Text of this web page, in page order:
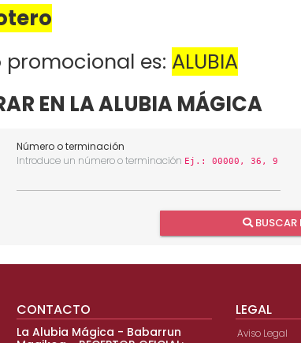
es: ALUBIA
EN LA ALUBIA MÁGICA
Número o terminación
Introduce un número o terminación Ej.: 00000, 36, 9
BUSCAR
CONTACTO
La Alubia Mágica - Babarrun
LEGAL
Aviso Legal